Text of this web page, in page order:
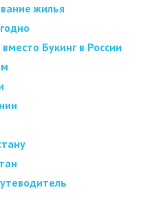
жилья
Букинг в России